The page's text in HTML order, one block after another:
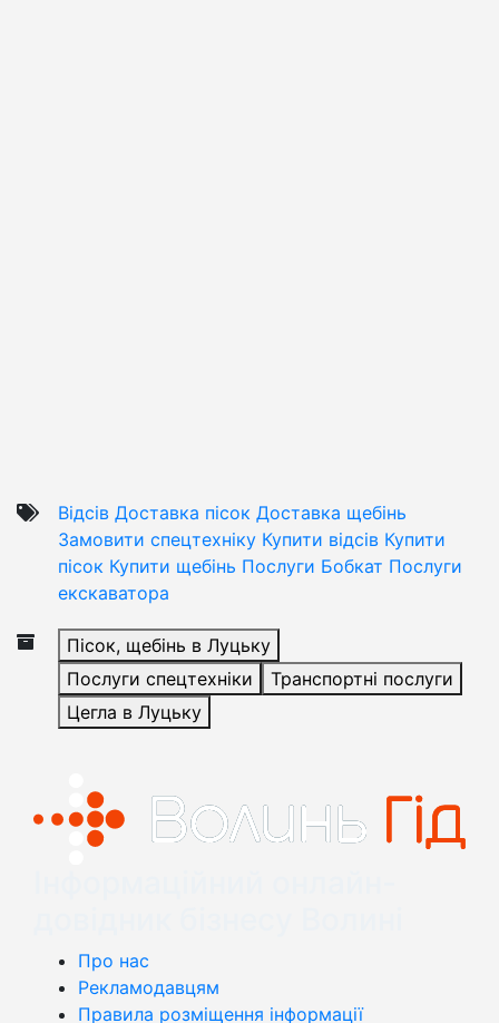
Відсів Доставка пісок Доставка щебінь
Замовити спецтехніку Купити відсів Купити
пісок Купити щебінь Послуги Бобкат Послуги
екскаватора
Пісок, щебінь в Луцьку
Послуги спецтехніки
Транспортні послуги
Цегла в Луцьку
Про нас
Рекламодавцям
Правила розміщення інформації